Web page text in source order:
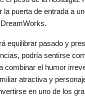
la puerta de entrada a
equilibrar pasado y
podría sentirse
combinar el humor
en uno de los